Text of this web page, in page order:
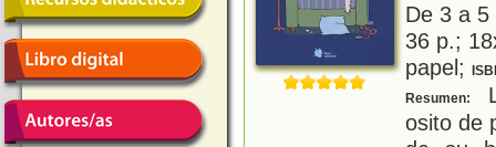
De 3 a
36 p.;
papel;
Resumen:
osito de